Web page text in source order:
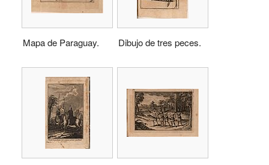
Mapa de Paraguay. Dibujo de tres peces.